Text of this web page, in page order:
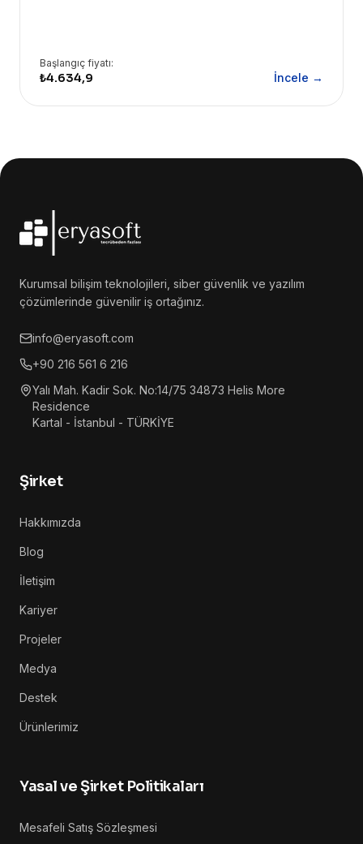
Başlangıç fiyatı:
₺4.634,9 İncele →
Kurumsal bilişim teknolojileri, siber güvenlik ve yazılım
çözümlerinde güvenilir iş ortağınız.
info@eryasoft.com
+90 216 561 6 216
Yalı Mah. Kadir Sok. No:14/75 34873 Helis More
Residence
Kartal - İstanbul - TÜRKİYE
Şirket
Hakkımızda
Blog
İletişim
Kariyer
Projeler
Medya
Destek
Ürünlerimiz
Yasal ve Şirket Politikaları
Mesafeli Satış Sözleşmesi